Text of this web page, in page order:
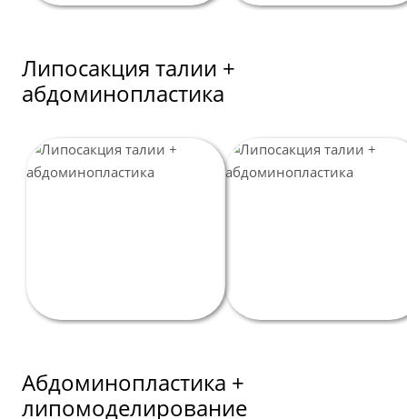
Липосакция талии +
абдоминопластика
Абдоминопластика +
липомоделирование